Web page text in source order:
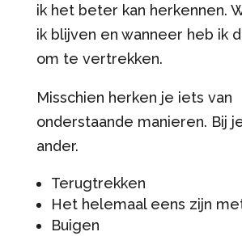
ik het beter kan herkennen.
ik blijven en wanneer heb ik
om te vertrekken.
Misschien herken je iets van
onderstaande manieren. Bij
ander.
Terugtrekken
Het helemaal eens zijn
Buigen